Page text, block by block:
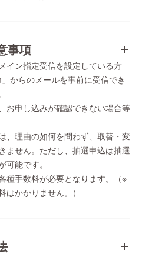
事項
イン指定受信を設定している方
からのメールを事前に受信でき
お申し込みが確認できない場合等
、理由の如何を問わず、取替・変
ません。ただし、抽選申込は抽選
能です。
種手数料が必要となります。（※
かかりません。）